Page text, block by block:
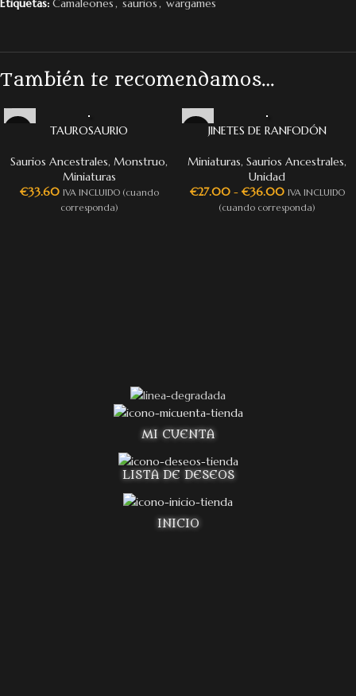
Etiquetas: Camaleones, saurios, wargames
También te recomendamos…
TAUROSAURIO
Saurios Ancestrales, Monstruo,
Miniaturas
€33.60 IVA INCLUIDO (cuando
corresponda)
JINETES DE RANFODÓN
Miniaturas, Saurios Ancestrales,
Unidad
€27.00 - €36.00 IVA INCLUIDO
(cuando corresponda)
MI CUENTA
LISTA DE DESEOS
INICIO